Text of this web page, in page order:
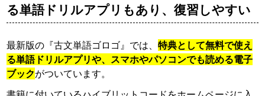
る単語ドリルアプリもあり、復習しやすい
最新版の『古文単語ゴロゴ』では、特典として無料で使え
る単語ドリルアプリや、スマホやパソコンでも読める電子
ブックがついています。